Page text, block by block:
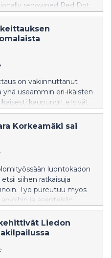
renowned Red Dot
Urban Planning and
presented at a gala in
on vakiinnuttanut
yhä useammin eri-ikäisten
kaupungit etsivät
liikkumaan. Lappset ja
kehittääkseen
ulkotiloja
Korkeamäki sai
luontokadon
siihen ratkaisuja
Työ pureutuu myös
ja asenteisiin.
Liedon